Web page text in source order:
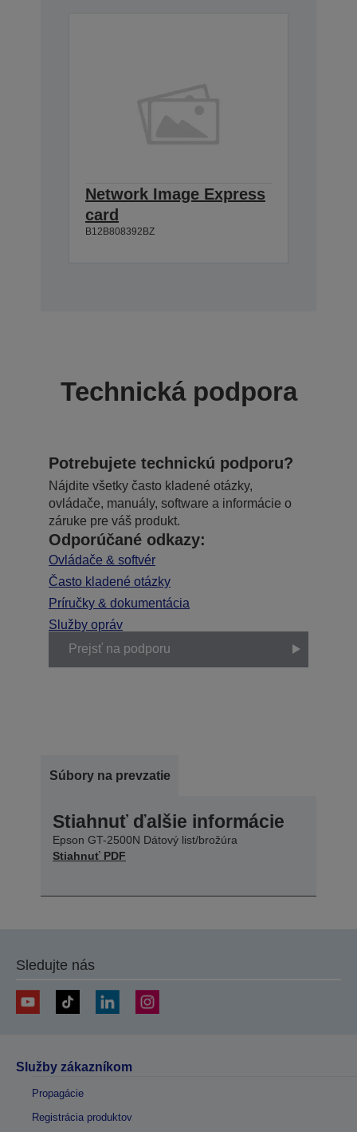
Network Image Express
card
B12B808392BZ
Technická podpora
Potrebujete technickú podporu?
Nájdite všetky často kladené otázky,
ovládače, manuály, software a informácie o
záruke pre váš produkt.
Odporúčané odkazy:
Ovládače & softvér
Často kladené otázky
Príručky & dokumentácia
Služby opráv
Prejsť na podporu
Súbory na prevzatie
Stiahnuť ďalšie informácie
Epson GT-2500N Dátový list/brožúra
Stiahnuť PDF
Sledujte nás
Služby zákazníkom
Propagácie
Registrácia produktov